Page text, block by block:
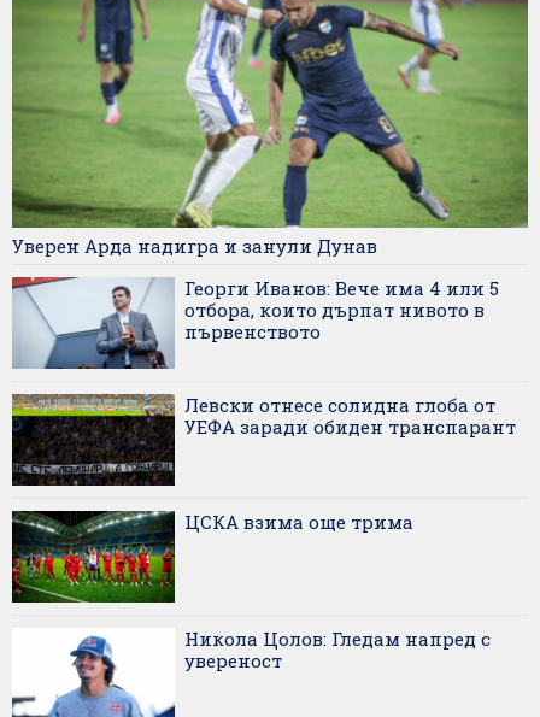
Уверен Арда надигра и занули Дунав
Георги Иванов: Вече има 4 или 5
отбора, които дърпат нивото в
първенството
Левски отнесе солидна глоба от
УЕФА заради обиден транспарант
ЦСКА взима още трима
Никола Цолов: Гледам напред с
увереност